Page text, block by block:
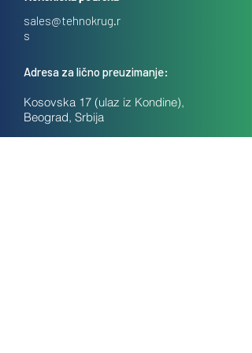
sales@tehnokrug.r
s
Adresa za lično preuzimanje:
Kosovska 17 (ulaz iz Kondine),
Beograd, Srbija